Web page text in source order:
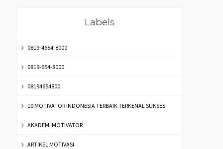
Labels
0819-4654-8000
0819-654-8000
08194654800
10 MOTIVATOR INDONESIA TERBAIK TERKENAL SUKSES
AKADEMI MOTIVATOR
ARTIKEL MOTIVASI